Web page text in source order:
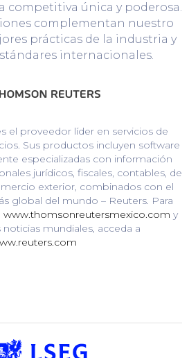
competitiva única y poderosa.
complementan nuestro
prácticas de la industria y
internacionales.
el proveedor líder en servicios de
Sus productos incluyen software
especializadas con información
jurídicos, fiscales, contables, de
exterior, combinados con el
global del mundo – Reuters. Para
www.thomsonreutersmexico.com y
noticias mundiales, acceda a